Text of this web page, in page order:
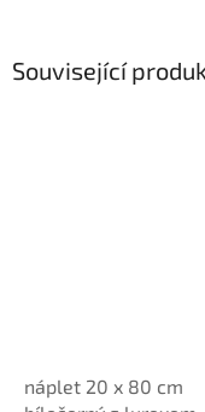
Související
náplet 20 x 80 cm